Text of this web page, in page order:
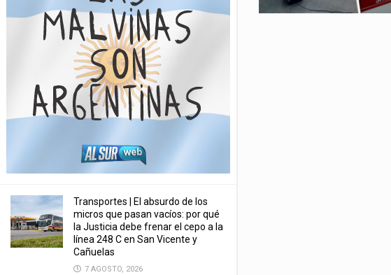
Transportes | El absurdo de los
micros que pasan vacíos: por qué
la Justicia debe frenar el cepo a la
línea 248 C en San Vicente y
Cañuelas
7 AGOSTO, 2026